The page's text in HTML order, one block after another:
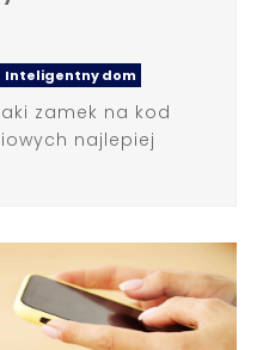
Inteligentny dom
zamek na kod
najlepiej